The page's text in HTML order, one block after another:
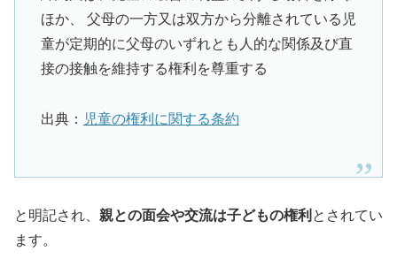
ほか、 父母の一方又は双方から分離されている児
童が定期的に父母のいずれとも人的な関係及び直
接の接触を維持する権利を尊重する
出典： 児童の権利に関する条約
と明記され、 親との面会や交流は子どもの権利 とされてい
ます。